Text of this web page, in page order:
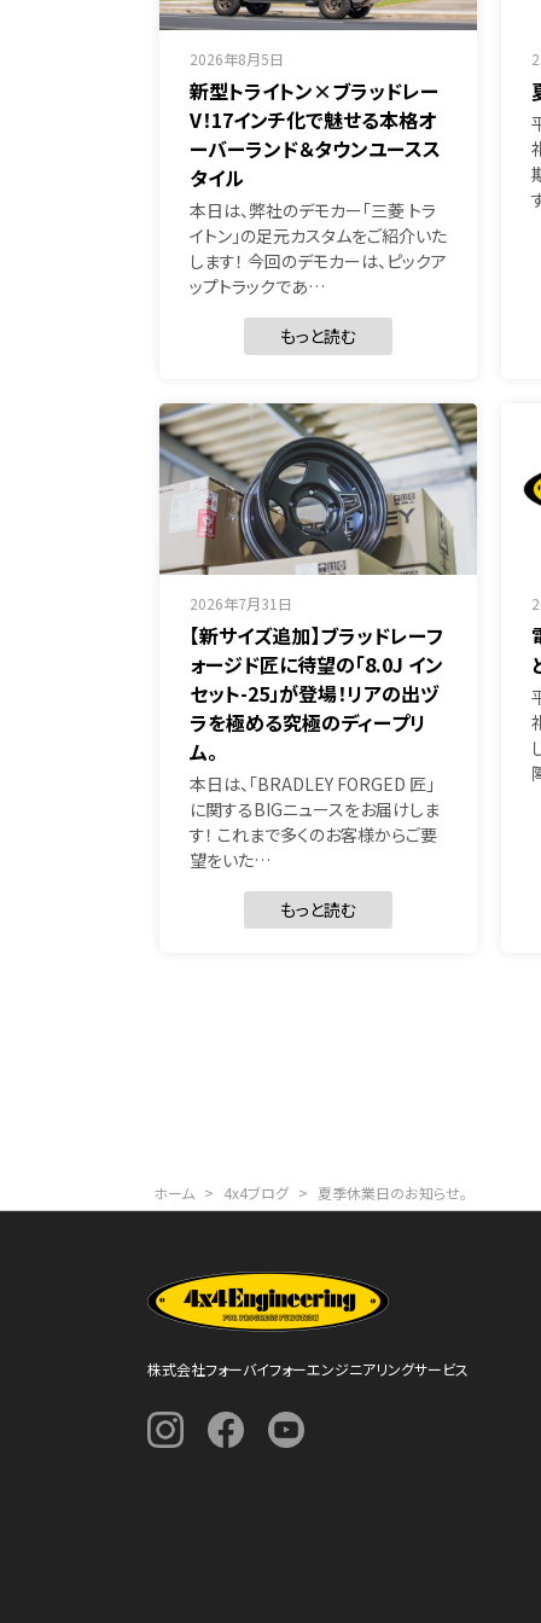
2026年8月5日
新型トライトン×ブラッドレー
V！17インチ化で魅せる本格オ
ーバーランド＆タウンユースス
タイル
本日は、弊社のデモカー「三菱 トラ
イトン」の足元カスタムをご紹介いた
します！ 今回のデモカーは、ピックア
ップトラックであ…
もっと読む
2026年7月31日
【新サイズ追加】ブラッドレーフ
ォージド匠に待望の「8.0J イン
セット-25」が登場！リアの出ヅ
ラを極める究極のディープリ
ム。
本日は、「BRADLEY FORGED 匠」
に関するBIGニュースをお届けしま
す！ これまで多くのお客様からご要
望をいた…
もっと読む
ホーム > 4x4ブログ > 夏季休業日のお知らせ。
株式会社フォーバイフォーエンジニアリングサービス